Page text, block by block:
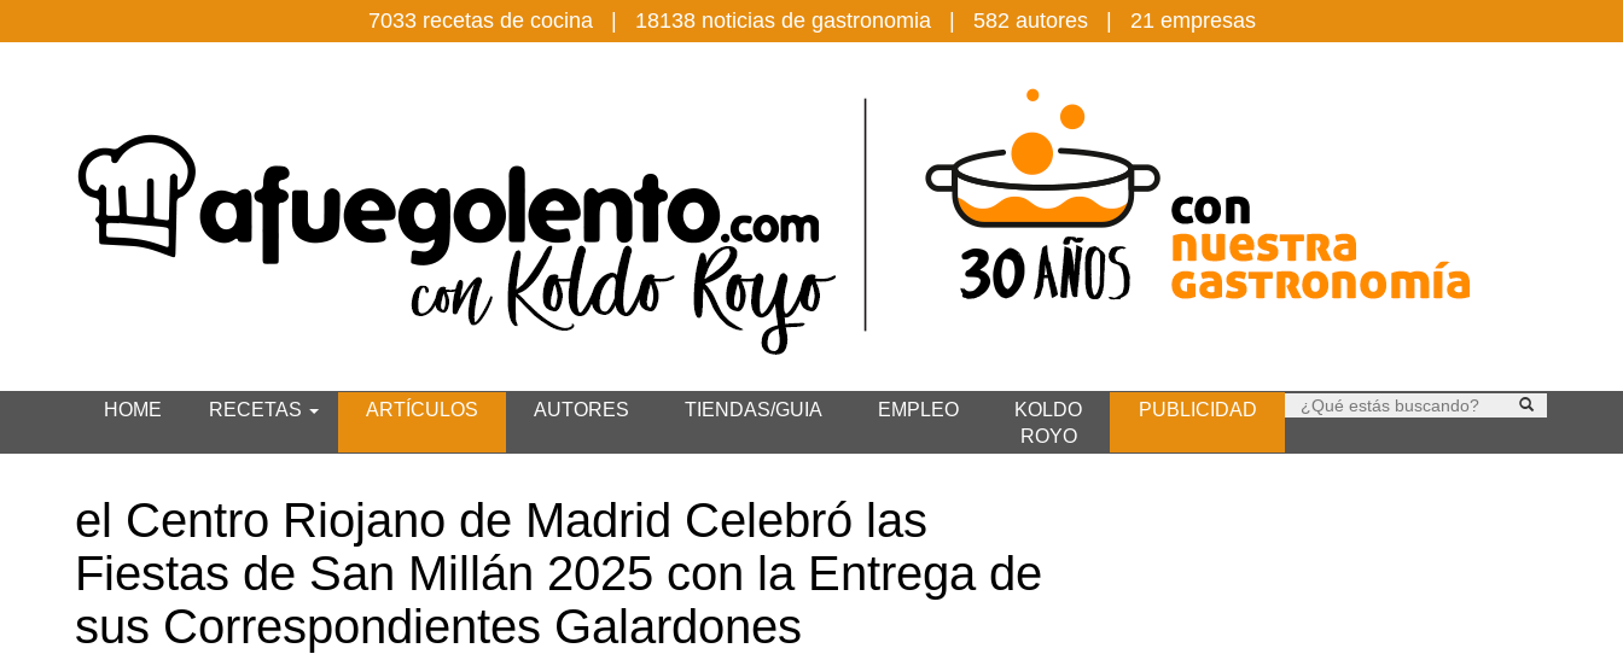
7033recetas de cocina | 18138noticias de gastronomia | 582autores | 21empresas
HOME RECETAS ARTÍCULOS AUTORES TIENDAS/GUIA EMPLEO
KOLDO
ROYO
PUBLICIDAD
el Centro Riojano de Madrid Celebró las
Fiestas de San Millán 2025 con la Entrega de
sus Correspondientes Galardones